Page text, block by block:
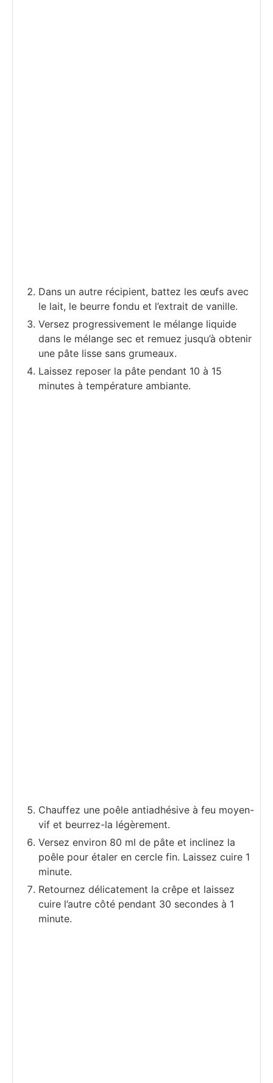
Dans un autre récipient, battez les œufs avec
le lait, le beurre fondu et l’extrait de vanille.
Versez progressivement le mélange liquide
dans le mélange sec et remuez jusqu’à obtenir
une pâte lisse sans grumeaux.
Laissez reposer la pâte pendant 10 à 15
minutes à température ambiante.
Chauffez une poêle antiadhésive à feu moyen-
vif et beurrez-la légèrement.
Versez environ 80 ml de pâte et inclinez la
poêle pour étaler en cercle fin. Laissez cuire 1
minute.
Retournez délicatement la crêpe et laissez
cuire l’autre côté pendant 30 secondes à 1
minute.